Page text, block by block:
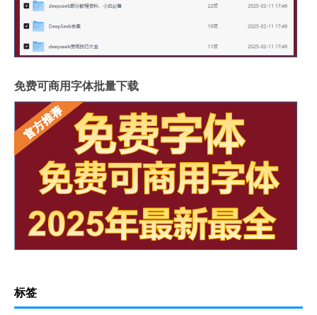
免费可商用字体批量下载
标签